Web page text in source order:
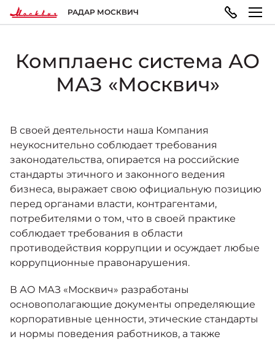
РАДАР МОСКВИЧ
МОДЕЛЬНЫЙ РЯД
от 1 344 000 ₽*
Москвич 3e
Современный электромобиль
от 3 500 000 ₽*
Яркий динамичный седан
от 2 237 000 ₽*
ПОКУПАТЕЛЯМ
Конфигуратор
Автомобили в наличии
Записаться на тест-драйв
ПОКУПКА АВТОМОБИЛЯ
Кредитные программы
ВЛАДЕЛЬЦАМ
Запись на сервис
ГАРАНТИЯ И ПОДДЕРЖКА
Гарантия
Моторное масло
О КОМПАНИИ
Реквизиты
Политика обработки персональных данных
Правила пользования сайтом
НОВОСТИ
КОНТАКТЫ
Комплаенс система АО
МАЗ «Москвич»
В своей деятельности наша Компания
неукоснительно соблюдает требования
законодательства, опирается на российские
стандарты этичного и законного ведения
бизнеса, выражает свою официальную позицию
перед органами власти, контрагентами,
потребителями о том, что в своей практике
соблюдает требования в области
противодействия коррупции и осуждает любые
коррупционные правонарушения.
В АО МАЗ «Москвич» разработаны
основополагающие документы определяющие
корпоративные ценности, этические стандарты
и нормы поведения работников, а также